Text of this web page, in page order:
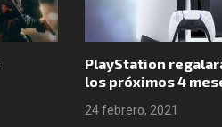
PlayStation
los próximos 4
24 febrero, 2021